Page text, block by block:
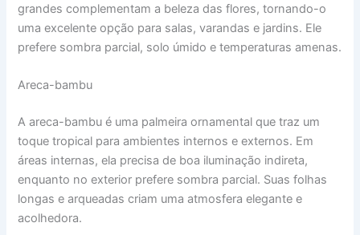
grandes complementam a beleza das flores, tornando-o
uma excelente opção para salas, varandas e jardins. Ele
prefere sombra parcial, solo úmido e temperaturas amenas.
Areca-bambu
A areca-bambu é uma palmeira ornamental que traz um
toque tropical para ambientes internos e externos. Em
áreas internas, ela precisa de boa iluminação indireta,
enquanto no exterior prefere sombra parcial. Suas folhas
longas e arqueadas criam uma atmosfera elegante e
acolhedora.